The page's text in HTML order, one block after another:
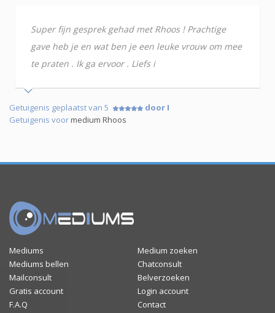
Super fijn gesprek gehad met Rhoos ! Prachtige
gave heb je en wat ben je een leuke vrouw om mee
te praten . Ik ga ervoor . Liefs i
Getuigenis geplaatst van 5
door I
Getuigenis voormedium Rhoos
Mediums
Medium zoeken
Mediums bellen
Chatconsult
Mailconsult
Belverzoeken
Gratis account
Login account
F.A.Q
Contact